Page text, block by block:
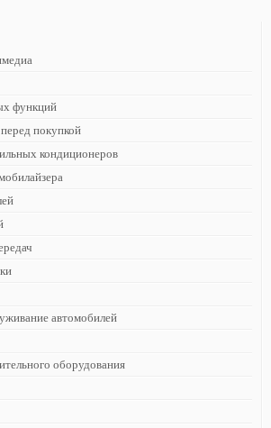
функций
покупкой
кондиционеров
автомобилей
оборудования